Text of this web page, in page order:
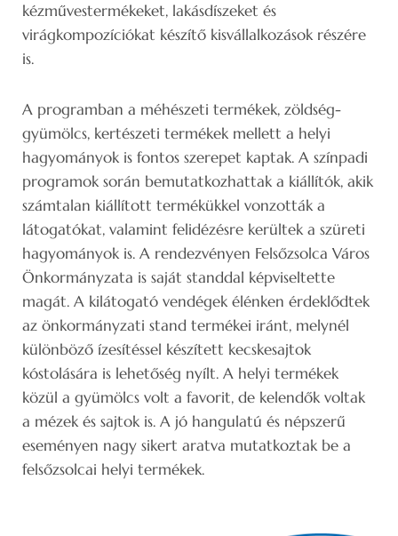
kézművestermékeket, lakásdíszeket és
virágkompozíciókat készítő kisvállalkozások részére
is.
A programban a méhészeti termékek, zöldség-
gyümölcs, kertészeti termékek mellett a helyi
hagyományok is fontos szerepet kaptak. A színpadi
programok során bemutatkozhattak a kiállítók, akik
számtalan kiállított termékükkel vonzották a
látogatókat, valamint felidézésre kerültek a szüreti
hagyományok is. A rendezvényen Felsőzsolca Város
Önkormányzata is saját standdal képviseltette
magát. A kilátogató vendégek élénken érdeklődtek
az önkormányzati stand termékei iránt, melynél
különböző ízesítéssel készített kecskesajtok
kóstolására is lehetőség nyílt. A helyi termékek
közül a gyümölcs volt a favorit, de kelendők voltak
a mézek és sajtok is. A jó hangulatú és népszerű
eseményen nagy sikert aratva mutatkoztak be a
felsőzsolcai helyi termékek.